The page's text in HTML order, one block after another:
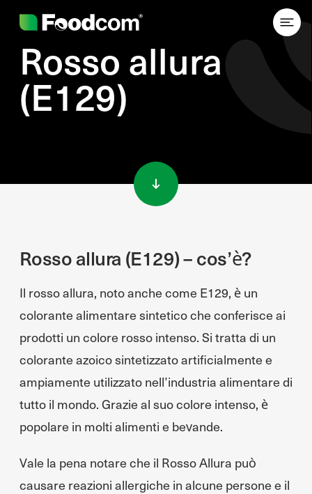
Rosso allura
(E129)
Rosso allura (E129) – cos’è?
Il rosso allura, noto anche come E129, è un
colorante alimentare sintetico che conferisce ai
prodotti un colore rosso intenso. Si tratta di un
colorante azoico sintetizzato artificialmente e
ampiamente utilizzato nell’industria alimentare di
tutto il mondo. Grazie al suo colore intenso, è
popolare in molti alimenti e bevande.
Vale la pena notare che il Rosso Allura può
causare reazioni allergiche in alcune persone e il